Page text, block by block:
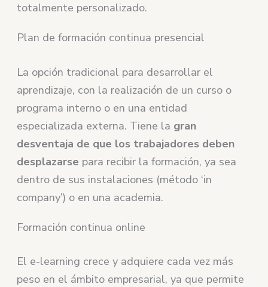
totalmente personalizado.
Plan de formación continua presencial
La opción tradicional para desarrollar el
aprendizaje, con la realización de un curso o
programa interno o en una entidad
especializada externa. Tiene la gran
desventaja de que los trabajadores deben
desplazarse para recibir la formación, ya sea
dentro de sus instalaciones (método ‘in
company’) o en una academia.
Formación continua online
El e-learning crece y adquiere cada vez más
peso en el ámbito empresarial, ya que permite